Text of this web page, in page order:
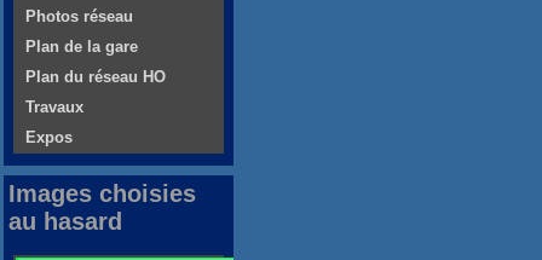
Photos réseau
Plan de la gare
Plan du réseau HO
Travaux
Expos
Images choisies
au hasard